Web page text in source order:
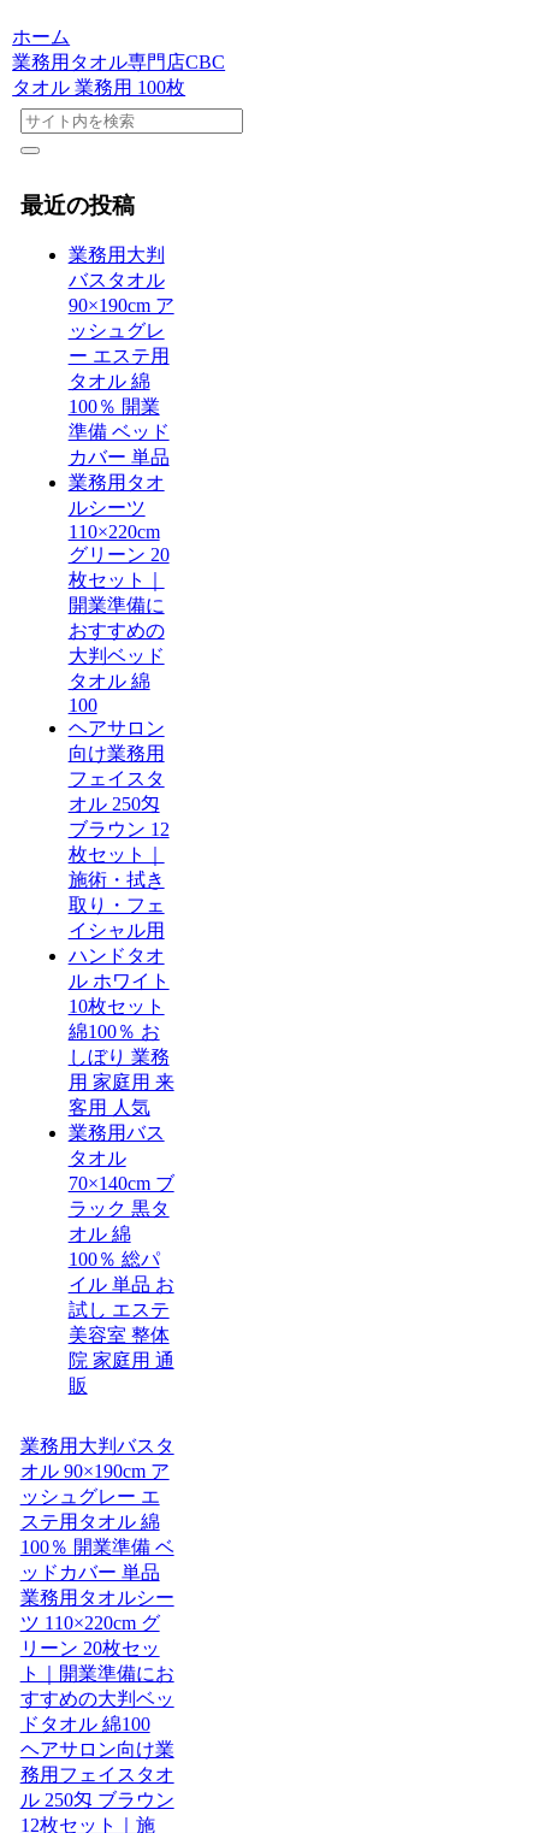
ホーム
業務用タオル専門店CBC
タオル 業務用 100枚
最近の投稿
業務用大判
バスタオル
90×190cm ア
ッシュグレ
ー エステ用
タオル 綿
100％ 開業
準備 ベッド
カバー 単品
業務用タオ
ルシーツ
110×220cm
グリーン 20
枚セット｜
開業準備に
おすすめの
大判ベッド
タオル 綿
100
ヘアサロン
向け業務用
フェイスタ
オル 250匁
ブラウン 12
枚セット｜
施術・拭き
取り・フェ
イシャル用
ハンドタオ
ル ホワイト
10枚セット
綿100％ お
しぼり 業務
用 家庭用 来
客用 人気
業務用バス
タオル
70×140cm ブ
ラック 黒タ
オル 綿
100％ 総パ
イル 単品 お
試し エステ
美容室 整体
院 家庭用 通
販
業務用大判バスタ
オル 90×190cm ア
ッシュグレー エ
ステ用タオル 綿
100％ 開業準備 ベ
ッドカバー 単品
業務用タオルシー
ツ 110×220cm グ
リーン 20枚セッ
ト｜開業準備にお
すすめの大判ベッ
ドタオル 綿100
ヘアサロン向け業
務用フェイスタオ
ル 250匁 ブラウン
12枚セット｜施